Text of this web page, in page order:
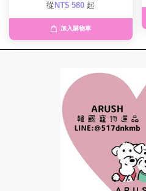
從 NT$ 580 起
加入購物車